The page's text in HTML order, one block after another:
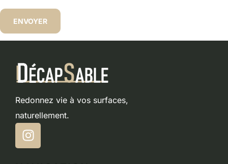
Redonnez vie à vos surfaces,
naturellement.